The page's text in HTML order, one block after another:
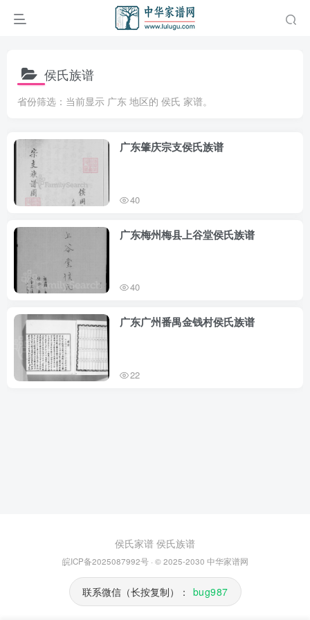
侯氏族谱
省份筛选：当前显示 广东 地区的 侯氏 家谱。
广东肇庆宗支侯氏族谱
40
广东梅州梅县上谷堂侯氏族谱
40
广东广州番禺金钱村侯氏族谱
22
侯氏家谱 侯氏族谱
皖ICP备2025087992号· © 2025-2030 中华家谱网
联系微信（长按复制）： bug987